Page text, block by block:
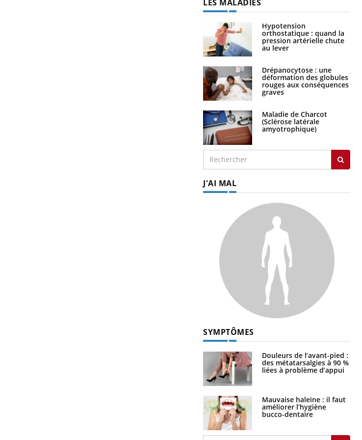
LES MALADIES
Hypotension
orthostatique : quand la
pression artérielle chute
au lever
Drépanocytose : une
déformation des globules
rouges aux conséquences
graves
Maladie de Charcot
(Sclérose latérale
amyotrophique)
J'AI MAL
SYMPTÔMES
Douleurs de l’avant-pied :
des métatarsalgies à 90 %
liées à problème d’appui
Mauvaise haleine : il faut
améliorer l’hygiène
bucco-dentaire